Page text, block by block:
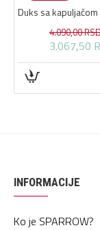
3.067,50
4.090,00
INFORMACIJE
Ko je SPARROW?